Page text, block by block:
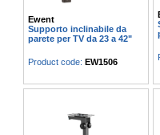
Ewent
Supporto inclinabile da
parete per TV da 23 a 42"
Product code: EW1506